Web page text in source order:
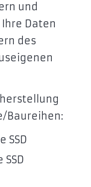
und
Daten
des
Baureihen:
SSD